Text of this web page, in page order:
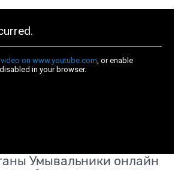
Умывальники онлайн